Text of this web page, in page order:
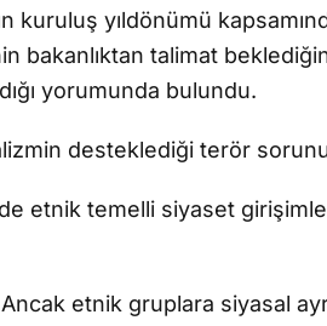
kuruluş yıldönümü
bakanlıktan talimat
yorumunda bulundu.
desteklediği terör
etnik temelli siyaset
etnik gruplara siyasal